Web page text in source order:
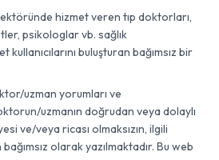
hizmet veren tıp doktorları,
psikologlar vb. sağlık
buluşturan bağımsız bir
uzman yorumları ve
uzmanın doğrudan veya dolaylı
ve/veya ricası olmaksızın, ilgili
olarak yazılmaktadır. Bu web